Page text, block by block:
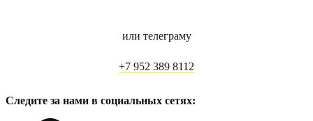
или телеграму
+7 952 389 8112
Следите за нами в социальных сетях: